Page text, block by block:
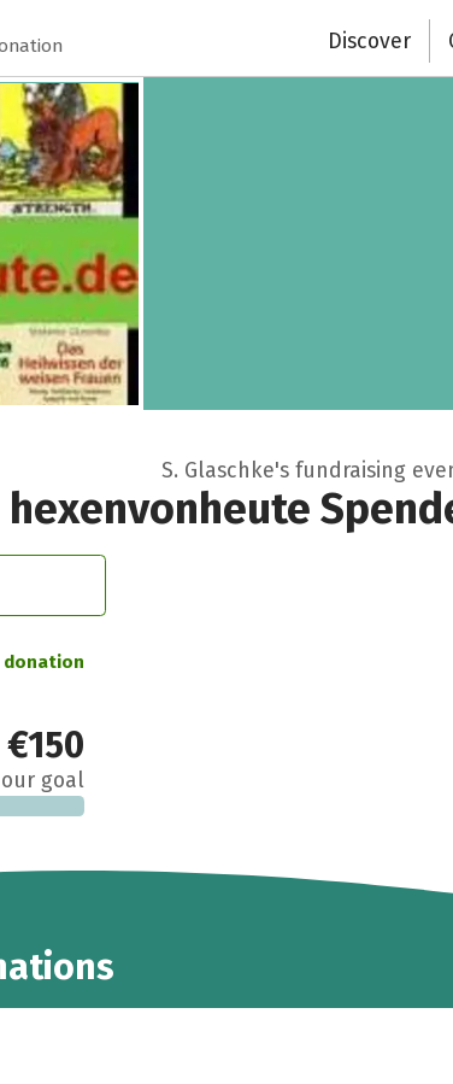
Discover
S. Glaschke's fundraising
hexenvonheute
Close
€150
our goal